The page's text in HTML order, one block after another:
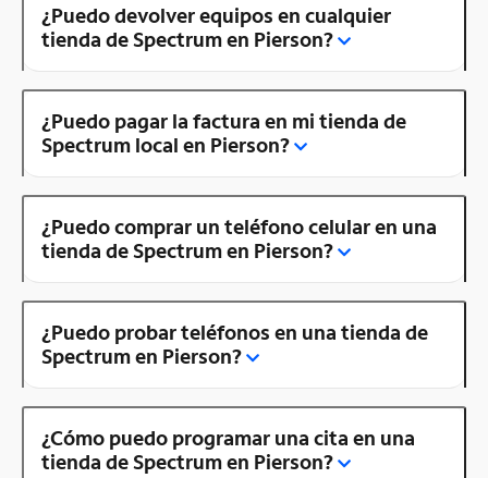
¿Puedo devolver equipos en cualquier
tienda de Spectrum en Pierson?
¿Puedo pagar la factura en mi tienda de
Spectrum local en Pierson?
¿Puedo comprar un teléfono celular en una
tienda de Spectrum en Pierson?
¿Puedo probar teléfonos en una tienda de
Spectrum en Pierson?
¿Cómo puedo programar una cita en una
tienda de Spectrum en Pierson?